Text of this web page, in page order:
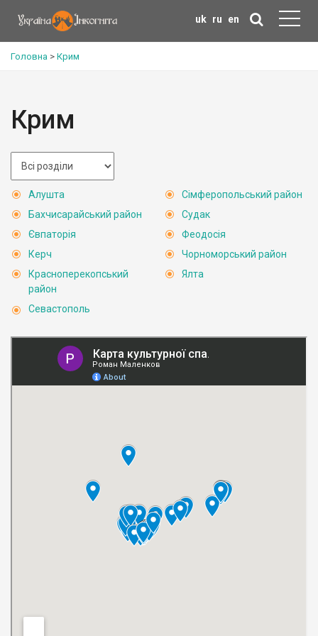
uk ru en
Головна > Крим
Крим
Алушта
Бахчисарайський район
Євпаторія
Керч
Красноперекопський
район
Севастополь
Сімферопольський район
Судак
Феодосія
Чорноморський район
Ялта